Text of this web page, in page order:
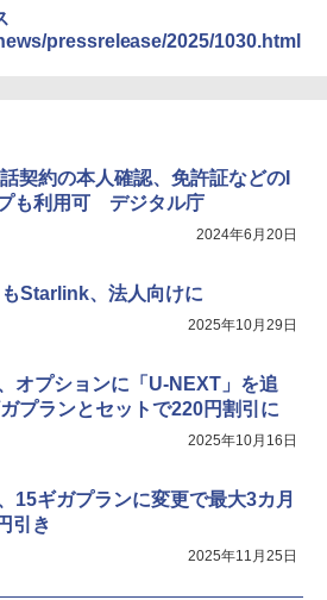
pressrelease/2025/1030.html
契約の本人確認、免許証などのI
も利用可 デジタル庁
2024年6月20日
もStarlink、法人向けに
2025年10月29日
オプションに「U-NEXT」を追
プランとセットで220円割引に
2025年10月16日
15ギガプランに変更で最大3カ月
引き
2025年11月25日